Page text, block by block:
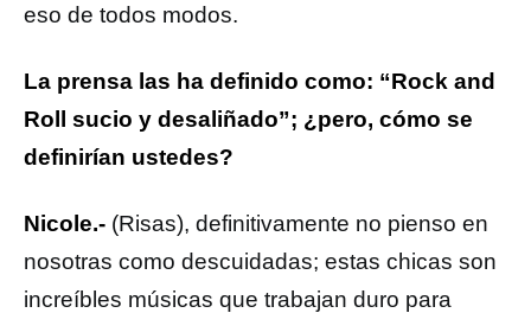
eso de todos modos.
La prensa las ha definido como: “Rock and
Roll sucio y desaliñado”; ¿pero, cómo se
definirían ustedes?
Nicole.- (Risas), definitivamente no pienso en
nosotras como descuidadas; estas chicas son
increíbles músicas que trabajan duro para